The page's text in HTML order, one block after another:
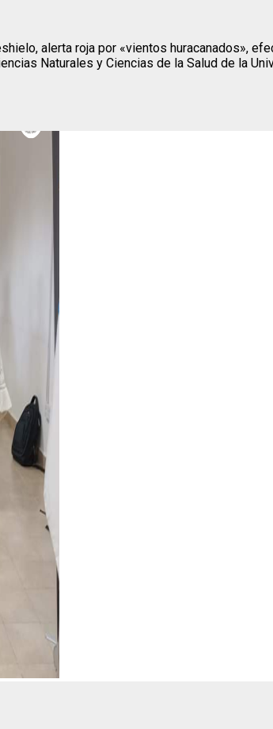
alerta roja por «vientos huracanados»,
Naturales y Ciencias de la Salud de la